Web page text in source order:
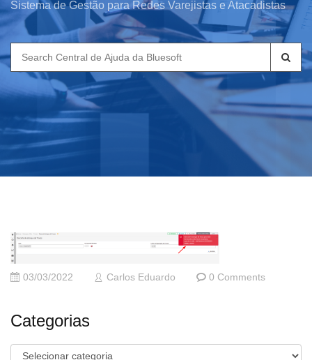
Sistema de Gestão para Redes Varejistas e Atacadistas
Search
for:
03/03/2022 Carlos Eduardo 0 Comments
Categorias
Categorias